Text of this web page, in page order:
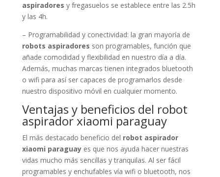
aspiradores y fregasuelos se establece entre las 2.5h
y las 4h.
– Programabilidad y conectividad: la gran mayoría de
robots aspiradores son programables, función que
añade comodidad y flexibilidad en nuestro día a día.
Además, muchas marcas tienen integrados bluetooth
o wifi para así ser capaces de programarlos desde
nuestro dispositivo móvil en cualquier momento.
Ventajas y beneficios del robot
aspirador xiaomi paraguay
El más destacado beneficio del robot aspirador
xiaomi paraguayes que nos ayuda hacer nuestras
vidas mucho más sencillas y tranquilas. Al ser fácil
programables y enchufables vía wifi o bluetooth, nos